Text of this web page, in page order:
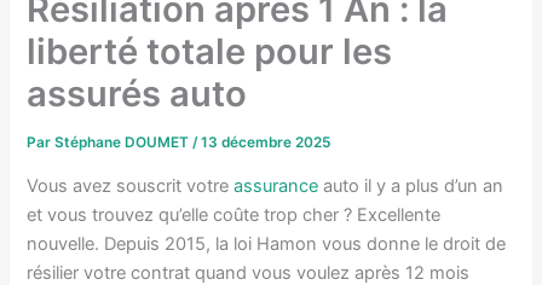
Résiliation après 1 An : la
liberté totale pour les
assurés auto
ParStéphane DOUMET/13 décembre 2025
Vous avez souscrit votreassurance auto il y a plus d’un an
et vous trouvez qu’elle coûte trop cher ? Excellente
nouvelle. Depuis 2015, la loi Hamon vous donne le droit de
résilier votre contrat quand vous voulez après 12 mois